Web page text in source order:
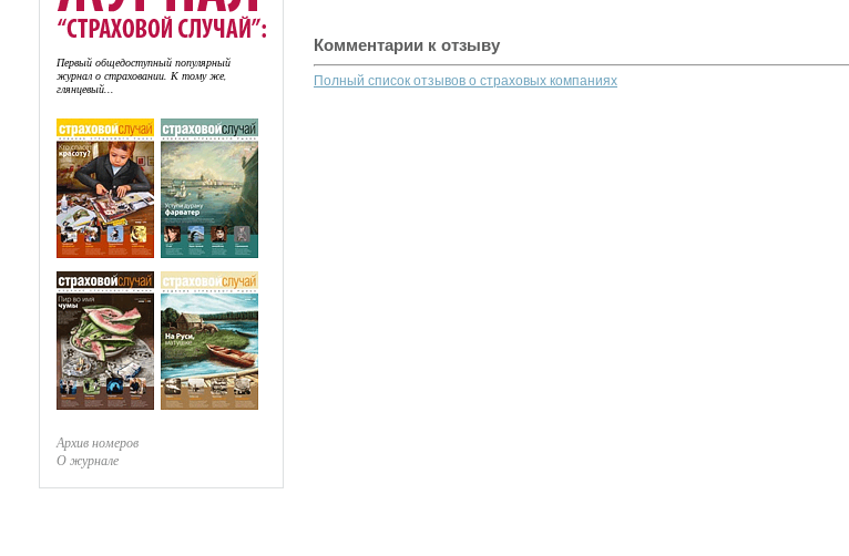
Первый общедоступный популярный
журнал о страховании. К тому же,
глянцевый...
Архив номеров
О журнале
Комментарии к отзыву
Полный список отзывов о страховых компаниях